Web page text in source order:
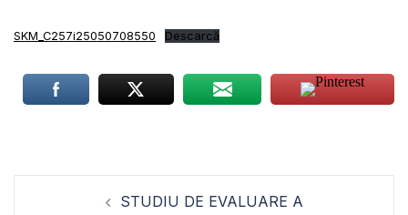
SKM_C257i25050708550 Descarcă
STUDIU DE EVALUARE A